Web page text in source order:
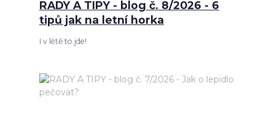
RADY A TIPY - blog č. 8/2026 - 6
tipů jak na letní horka
I v létě to jde!